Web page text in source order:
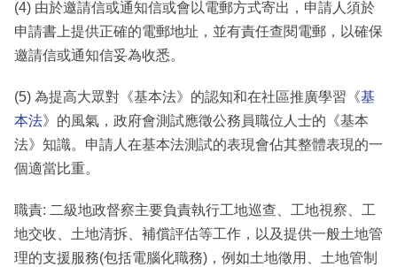
(4) 由於邀請信或通知信或會以電郵方式寄出，申請人須於
申請書上提供正確的電郵地址，並有責任查閱電郵，以確保
邀請信或通知信妥為收悉。
(5) 為提高大眾對《基本法》的認知和在社區推廣學習《基
本法》的風氣，政府會測試應徵公務員職位人士的《基本
法》知識。申請人在基本法測試的表現會佔其整體表現的一
個適當比重。
職責: 二級地政督察主要負責執行工地巡查、工地視察、工
地交收、土地清拆、補償評估等工作，以及提供一般土地管
理的支援服務(包括電腦化職務)，例如土地徵用、土地管制